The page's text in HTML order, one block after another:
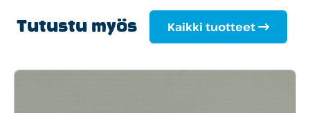
Tutustu myös Kaikki tuotteet